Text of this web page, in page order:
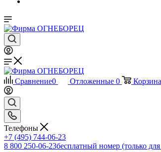
Сравнение0 Отложенные 0 Корзина
Телефоны
+7 (495) 744-06-23
8 800 250-06-23бесплатный номер (только